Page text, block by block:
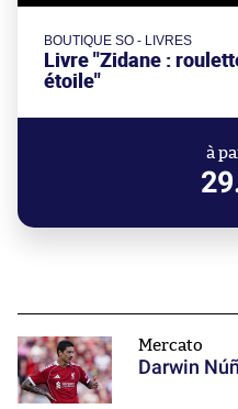
BOUTIQUE SO - LIVRES
Livre "Zidane :
étoile"
à
Mercato
Darwin